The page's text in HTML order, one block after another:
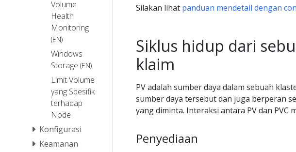
Volume
Health
Monitoring
(EN)
Windows
Storage (EN)
Limit Volume
yang Spesifik
terhadap
Node
Konfigurasi
Keamanan
Silakan lihat panduan mendetail dengan
Siklus hidup dari
klaim
PV adalah sumber daya dalam sebuah
sumber daya tersebut dan juga berperan
yang diminta. Interaksi antara PV dan
Penyediaan